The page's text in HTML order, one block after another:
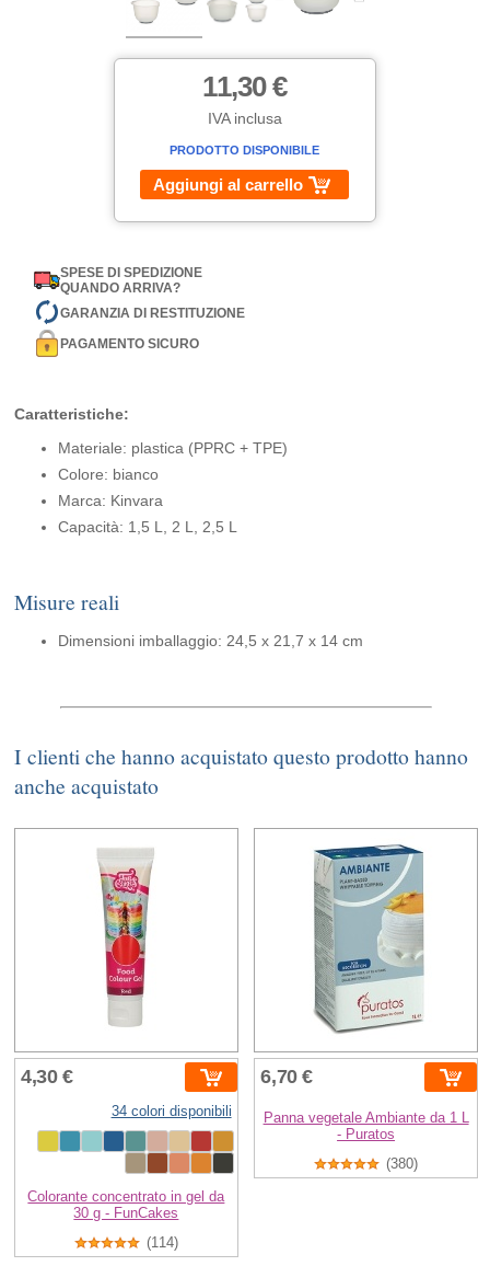
11,30 €
IVA inclusa
PRODOTTO DISPONIBILE
Aggiungi al carrello
SPESE DI SPEDIZIONE
QUANDO ARRIVA?
GARANZIA DI RESTITUZIONE
PAGAMENTO SICURO
Caratteristiche:
Materiale: plastica (PPRC + TPE)
Colore: bianco
Marca: Kinvara
Capacità: 1,5 L, 2 L, 2,5 L
Misure reali
Dimensioni imballaggio: 24,5 x 21,7 x 14 cm
I clienti che hanno acquistato questo prodotto hanno
anche acquistato
4,30 €
34 colori disponibili
Colorante concentrato in gel da
30 g - FunCakes
(114)
6,70 €
Panna vegetale Ambiante da 1 L
- Puratos
(380)